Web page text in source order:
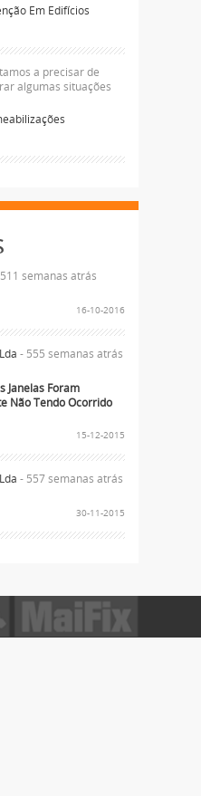
Em Edifícios
a precisar de
algumas situações
semanas atrás
16-10-2016
- 555 semanas atrás
Janelas Foram
Não Tendo Ocorrido
15-12-2015
- 557 semanas atrás
30-11-2015